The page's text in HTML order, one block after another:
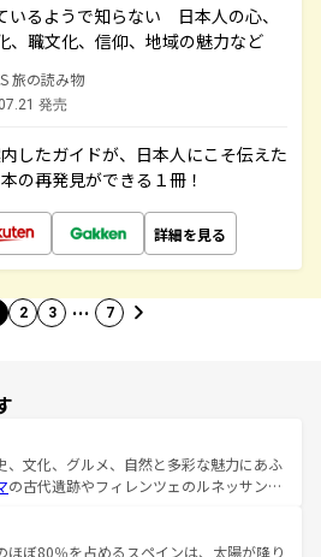
いるようで知らない 日本人の心、
、職文化、信仰、地域の魅力など
旅の読み物
発売
したガイドが、日本人にこそ伝えた
の再発見ができる１冊！
詳細を見る
2 3 … 7
、文化、グルメ、自然と多彩な魅力にあふ
の古代遺跡やフィレンツェのルネッサンス
ナの美しい田園風景やアマルフィ海岸の絶
観も見逃せない。観光の合間には、本場の
ほぼ80％を占めるスペインは、太陽が降り